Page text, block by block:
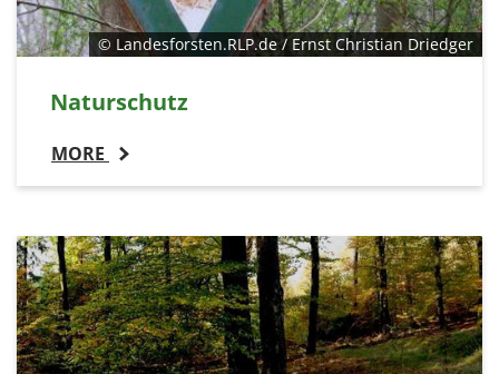
© Landesforsten.RLP.de / Ernst Christian Driedger
Naturschutz
MORE